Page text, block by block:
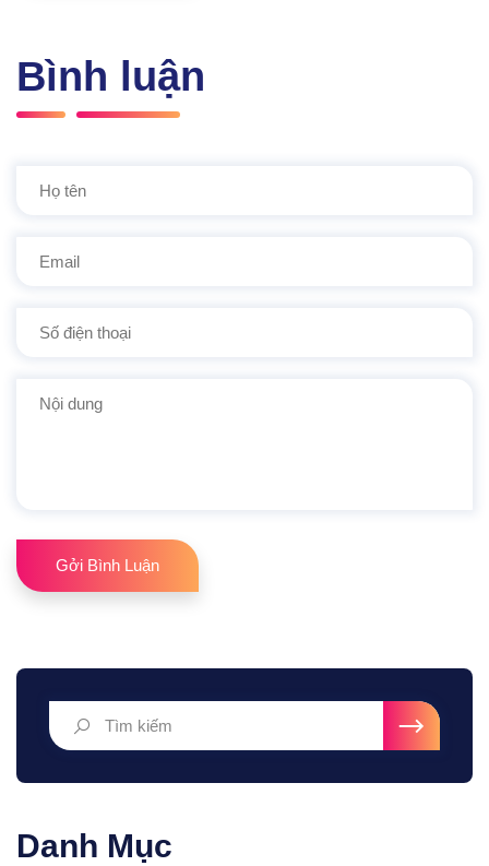
Danh Mục
Bình luận
Gởi Bình Luận